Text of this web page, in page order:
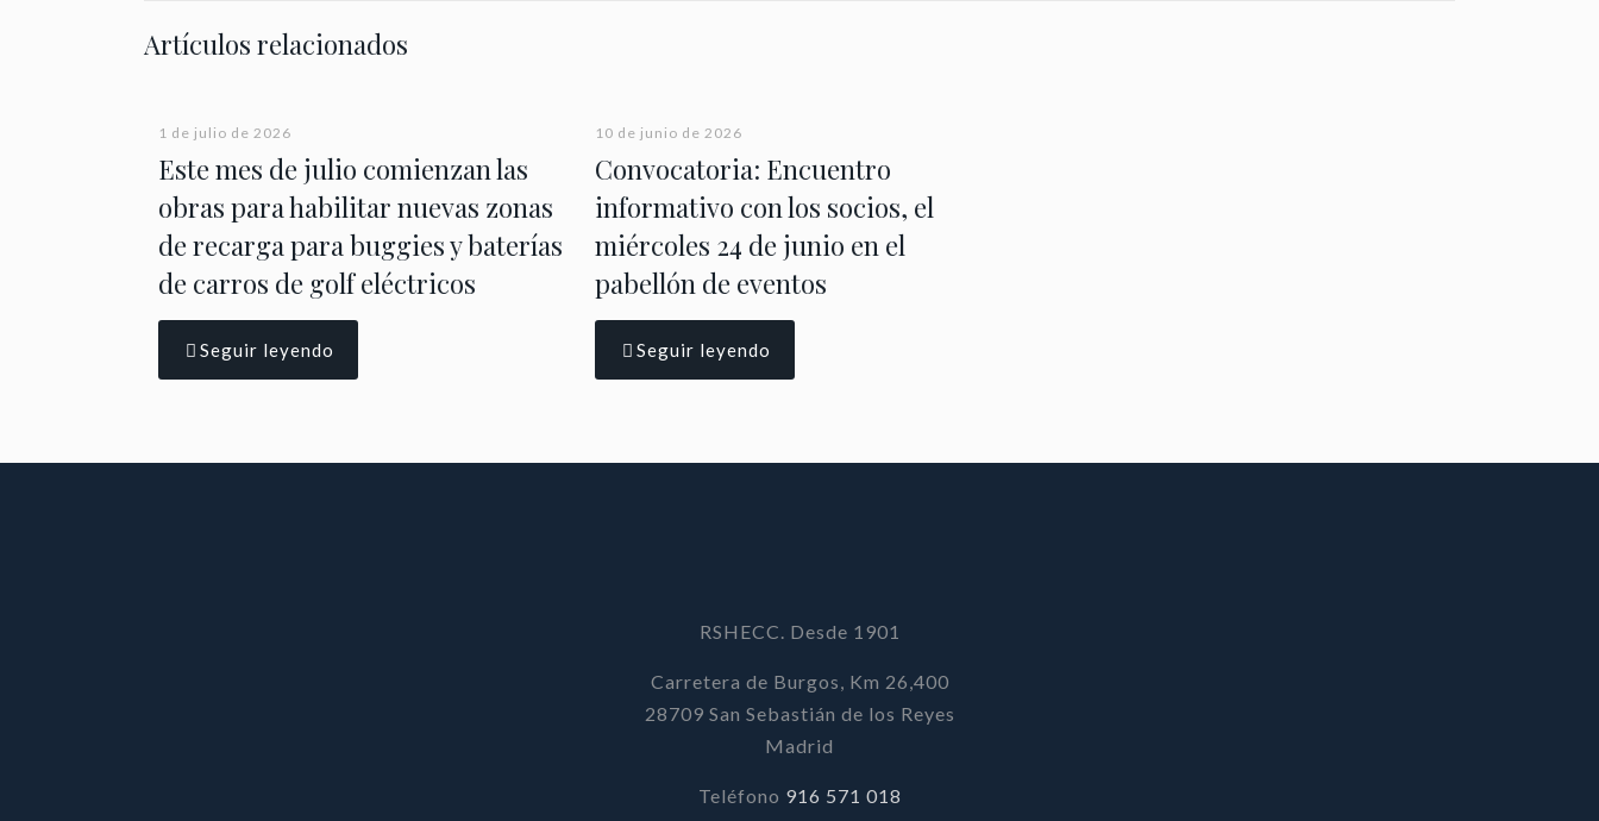
Artículos relacionados
1 de julio de 2026
Este mes de julio comienzan las
obras para habilitar nuevas zonas
de recarga para buggies y baterías
de carros de golf eléctricos
Seguir leyendo
10 de junio de 2026
Convocatoria: Encuentro
informativo con los socios, el
miércoles 24 de junio en el
pabellón de eventos
Seguir leyendo
RSHECC. Desde 1901
Carretera de Burgos, Km 26,400
28709 San Sebastián de los Reyes
Madrid
Teléfono 916 571 018